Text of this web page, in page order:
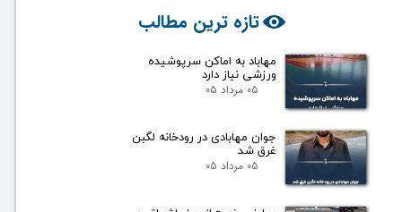
تازه ترین مطالب
مهاباد به اماکن سرپوشیده
ورزشی نیاز دارد
۰۵ مرداد ۰۵
جوان مهابادی در رودخانه لگبن
غرق شد
۰۵ مرداد ۰۵